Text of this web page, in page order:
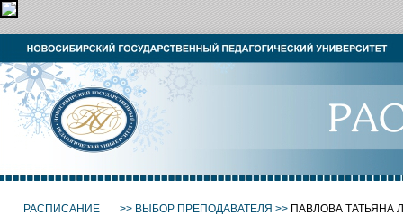
РАСПИСАНИЕ >> ВЫБОР ПРЕПОДАВАТЕЛЯ >> ПАВЛОВА ТАТЬЯНА